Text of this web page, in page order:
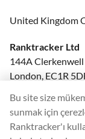
United Kingdom
Ranktracker Ltd
144A Clerkenwell
London, EC1R
Bu site size
sunmak için
Ranktracker'ı